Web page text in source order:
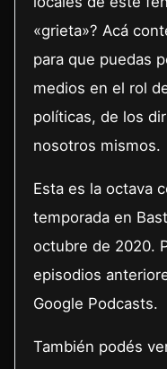
«grieta»? Acá
para que puedas
medios en el rol
políticas, de los
nosotros mismos.
Esta es la octava
temporada en
octubre de 2020.
episodios
Google Podcasts.
También podés